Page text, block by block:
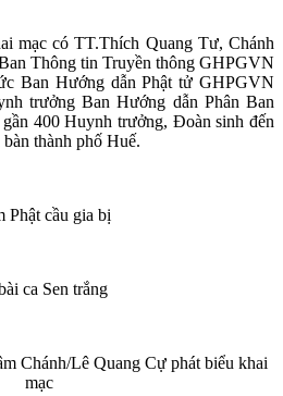
mạc có TT.Thích Quang Tư, Chánh
Thông tin Truyền thông GHPGVN
Ban Hướng dẫn Phật tử GHPGVN
trưởng Ban Hướng dẫn Phân Ban
400 Huynh trưởng, Đoàn sinh đến
thành phố Huế.
Phật cầu gia bị
ca Sen trắng
Chánh/Lê Quang Cự phát biểu khai
mạc